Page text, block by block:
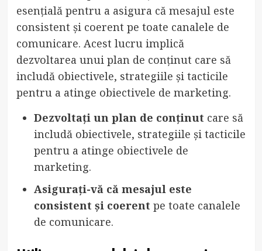
esențială pentru a asigura că mesajul este
consistent și coerent pe toate canalele de
comunicare. Acest lucru implică
dezvoltarea unui plan de conținut care să
includă obiectivele, strategiile și tacticile
pentru a atinge obiectivele de marketing.
Dezvoltați un plan de conținut care să
includă obiectivele, strategiile și tacticile
pentru a atinge obiectivele de
marketing.
Asigurați-vă că mesajul este
consistent și coerent pe toate canalele
de comunicare.